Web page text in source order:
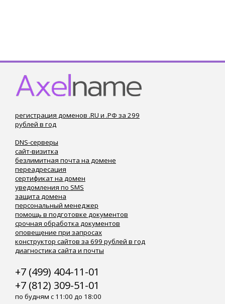
регистрация доменов .RU и .РФ за 299
рублей в год
DNS-серверы
сайт-визитка
безлимитная почта на домене
переадресация
сертификат на домен
уведомления по SMS
защита домена
персональный менеджер
помощь в подготовке документов
срочная обработка документов
оповещение при запросах
конструктор сайтов за 699 рублей в год
диагностика сайта и почты
+7 (499) 404-11-01
+7 (812) 309-51-01
по будням с 11:00 до 18:00